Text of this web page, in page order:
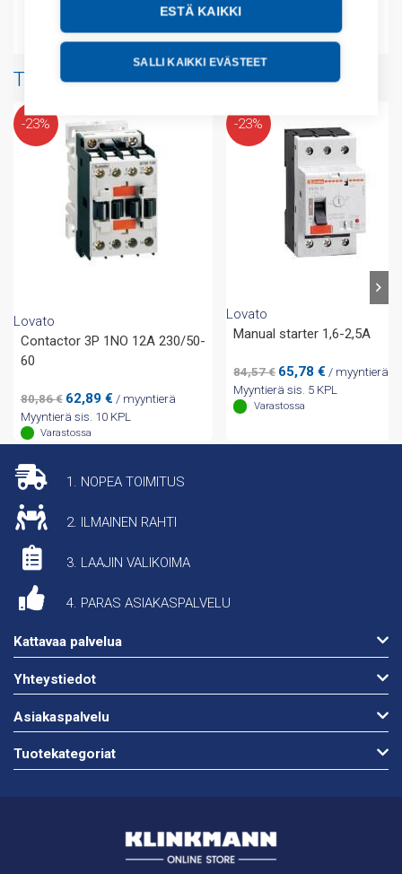
ESTÄ KAIKKI
SALLI KAIKKI EVÄSTEET
Tuotteita samalta valmistajalta
-23%
Lovato
Contactor 3P 1NO 12A 230/50-
60
80,86€ Alkuperäinen
hinta
oli:
80,86 €.
62,89 €Nykyinen
hinta
62,89 €.
/ myyntierä
Myyntierä sis. 10 KPL
Varastossa
-23%
Lovato
Manual starter 1,6-2,5A
84,57€ Alkuperäinen
hinta
oli:
65,78€ Nykyinen
hinta
/ myyntierä
Myyntierä sis. 5 KPL
Varastossa
1. NOPEA TOIMITUS
2. ILMAINEN RAHTI
3. LAAJIN VALIKOIMA
4. PARAS ASIAKASPALVELU
Kattavaa palvelua
Yhteystiedot
Asiakaspalvelu
Tuotekategoriat